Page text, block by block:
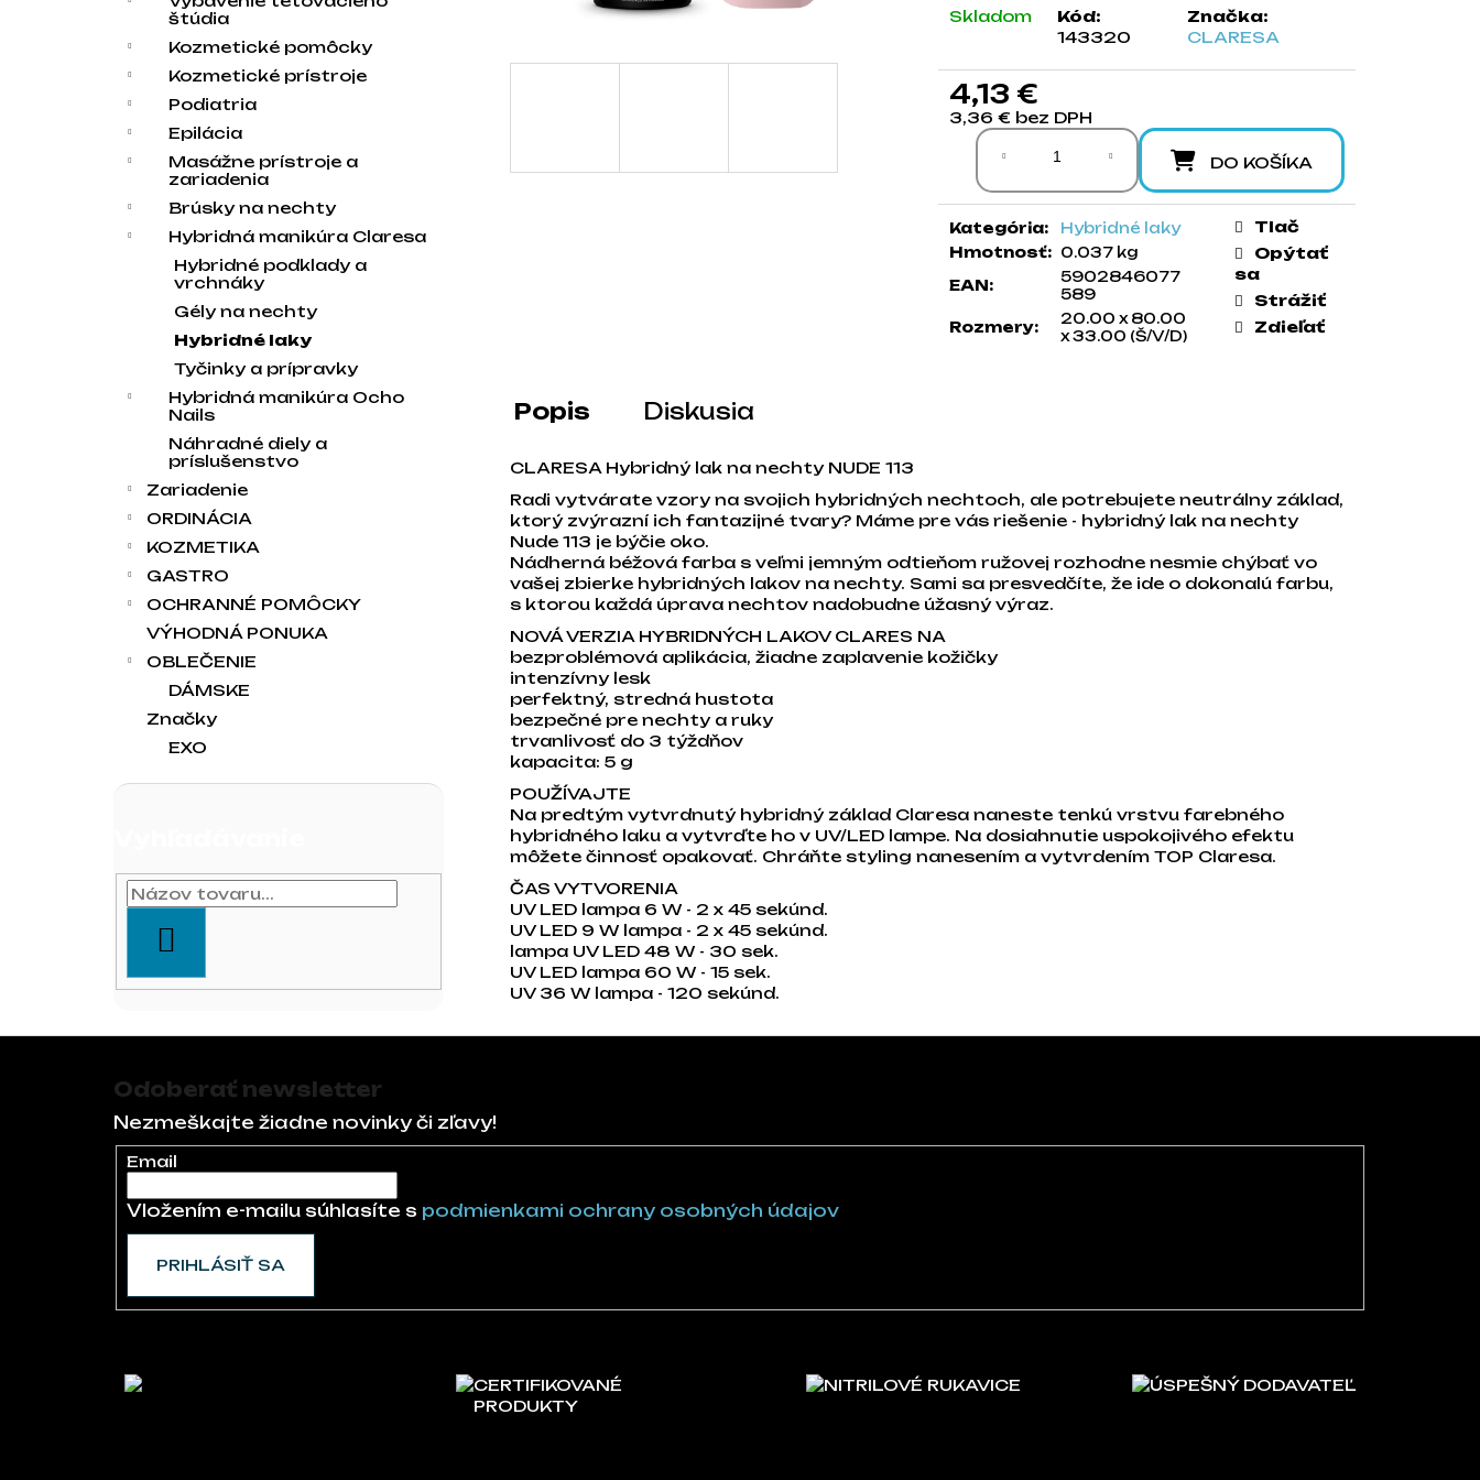
štúdia
Kozmetické pomôcky
Kozmetické prístroje
Podiatria
Epilácia
Masážne prístroje a
zariadenia
Brúsky na nechty
Hybridná manikúra Claresa
Hybridné podklady a
vrchnáky
Gély na nechty
Hybridné laky
Tyčinky a prípravky
Hybridná manikúra Ocho
Nails
Náhradné diely a
príslušenstvo
Zariadenie
ORDINÁCIA
KOZMETIKA
GASTRO
OCHRANNÉ POMÔCKY
VÝHODNÁ PONUKA
OBLEČENIE
DÁMSKE
Značky
EXO
Skladom
Kód:
143320
Značka:
CLARESA
4,13 €
3,36 € bez DPH
Jednotková cena:
DO KOŠÍKA
Kategória:
Hybridné laky
Hmotnosť: 0.037 kg
EAN:
5902846077
589
Rozmery:
20.00 x 80.00
x 33.00 (Š/V/D)
Tlač
Opýtať
sa
Strážiť
Zdieľať
Popis Diskusia
CLARESA Hybridný lak na nechty NUDE 113
Radi vytvárate vzory na svojich hybridných nechtoch, ale potrebujete neutrálny základ,
ktorý zvýrazní ich fantazijné tvary? Máme pre vás riešenie - hybridný lak na nechty
Nude 113 je býčie oko.
Nádherná béžová farba s veľmi jemným odtieňom ružovej rozhodne nesmie chýbať vo
vašej zbierke hybridných lakov na nechty. Sami sa presvedčíte, že ide o dokonalú farbu,
s ktorou každá úprava nechtov nadobudne úžasný výraz.
NOVÁ VERZIA HYBRIDNÝCH LAKOV CLARES NA
bezproblémová aplikácia, žiadne zaplavenie kožičky
intenzívny lesk
perfektný, stredná hustota
bezpečné pre nechty a ruky
trvanlivosť do 3 týždňov
kapacita: 5 g
POUŽÍVAJTE
Na predtým vytvrdnutý hybridný základ Claresa naneste tenkú vrstvu farebného
hybridného laku a vytvrďte ho v UV/LED lampe. Na dosiahnutie uspokojivého efektu
môžete činnosť opakovať. Chráňte styling nanesením a vytvrdením TOP Claresa.
ČAS VYTVORENIA
UV LED lampa 6 W - 2 x 45 sekúnd.
UV LED 9 W lampa - 2 x 45 sekúnd.
lampa UV LED 48 W - 30 sek.
UV LED lampa 60 W - 15 sek.
UV 36 W lampa - 120 sekúnd.
Odoberať newsletter
Nezmeškajte žiadne novinky či zľavy!
Email
Vložením e-mailu súhlasíte s podmienkami ochrany osobných údajov
PRIHLÁSIŤ SA
CERTIFIKOVANÉ
PRODUKTY
NITRILOVÉ RUKAVICE ÚSPEŠNÝ DODAVATEĽ